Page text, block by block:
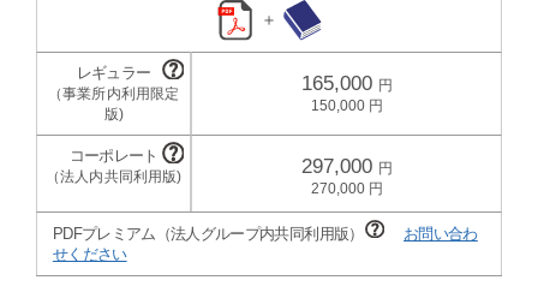
＋
165,000
150,000
297,000
270,000
PDFプレミアム（法人グループ内共同利用版）
お問い合わ
せください